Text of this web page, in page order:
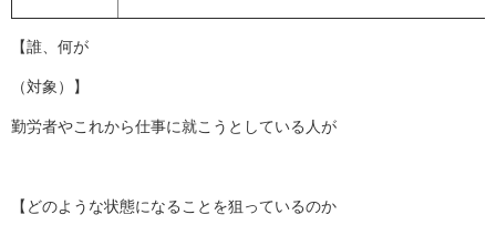
【誰、何が
（対象）】
勤労者やこれから仕事に就こうとしている人が
【どのような状態になることを狙っているのか